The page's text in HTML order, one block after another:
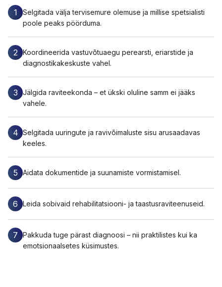
1
Selgitada välja tervisemure olemuse ja millise spetsialisti
poole peaks pöörduma.
2
Koordineerida vastuvõtuaegu perearsti, eriarstide ja
diagnostikakeskuste vahel.
3
Jälgida raviteekonda – et ükski oluline samm ei jääks
vahele.
4 Selgitada uuringute ja ravivõimaluste sisu arusaadavas
keeles.
5 Aidata dokumentide ja suunamiste vormistamisel.
6 Leida sobivaid rehabilitatsiooni- ja taastusraviteenuseid.
7
Pakkuda tuge pärast diagnoosi – nii praktilistes kui ka
emotsionaalsetes küsimustes.